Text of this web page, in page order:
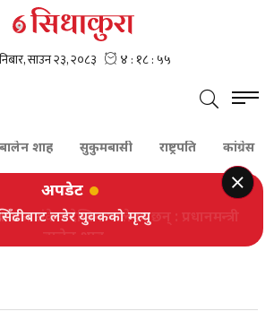
शाह सुकुमबासी राष्ट्रपति कांग्रेस
अपडेट
लडेर युवकको मृत्यु